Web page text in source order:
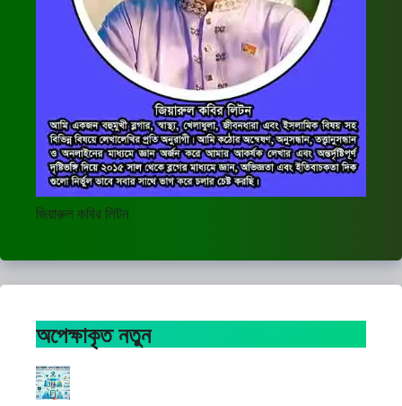
জিয়ারুল কবির লিটন
অপেক্ষাকৃত নতুন